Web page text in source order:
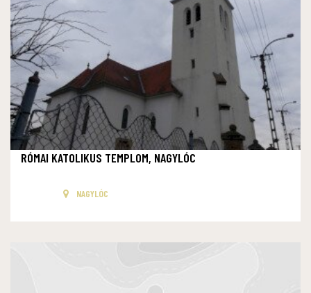
RÓMAI KATOLIKUS TEMPLOM, NAGYLÓC
NAGYLÓC